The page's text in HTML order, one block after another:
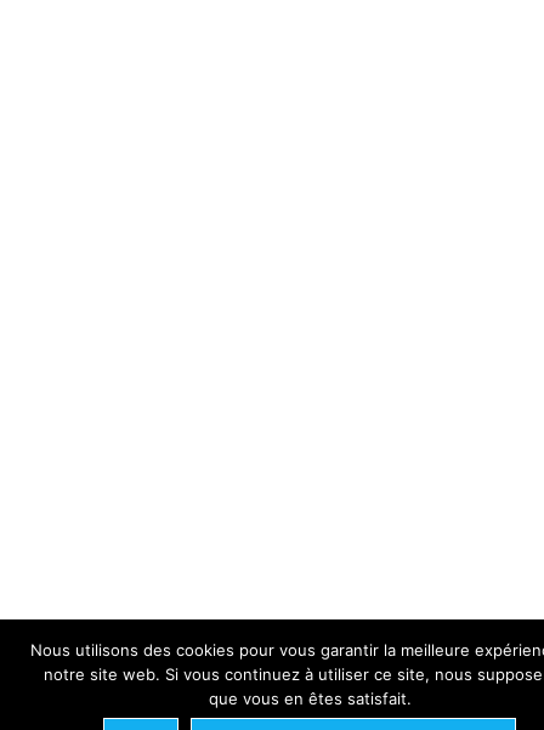
Nous utilisons des cookies pour vous garantir la meilleure
notre site web. Si vous continuez à utiliser ce site, nous
que vous en êtes satisfait.